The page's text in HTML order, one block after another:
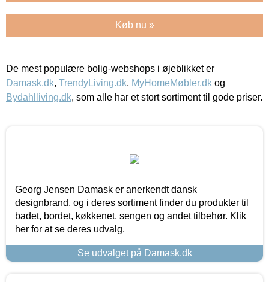
Køb nu »
De mest populære bolig-webshops i øjeblikket er
Damask.dk, TrendyLiving.dk, MyHomeMøbler.dk og
Bydahlliving.dk, som alle har et stort sortiment til gode priser.
Georg Jensen Damask er anerkendt dansk
designbrand, og i deres sortiment finder du produkter til
badet, bordet, køkkenet, sengen og andet tilbehør. Klik
her for at se deres udvalg.
Se udvalget på Damask.dk